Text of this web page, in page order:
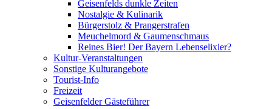
Geisenfelds dunkle Zeiten
Nostalgie & Kulinarik
Bürgerstolz & Prangerstrafen
Meuchelmord & Gaumenschmaus
Reines Bier! Der Bayern Lebenselixier?
Kultur-Veranstaltungen
Sonstige Kulturangebote
Tourist-Info
Freizeit
Geisenfelder Gästeführer